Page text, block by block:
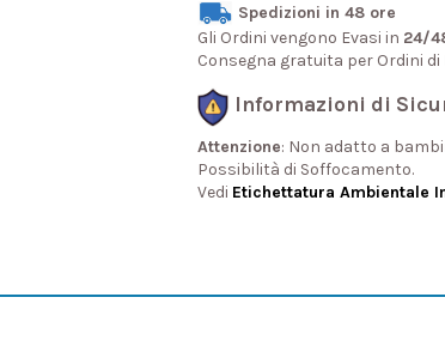
Spedizioni in 48 ore
Gli Ordini vengono Evasi in 24/
Consegna gratuita per Ordini
Informazioni di
Attenzione: Non adatto a
Possibilità di Soffocamento.
Vedi Etichettatura Ambientale